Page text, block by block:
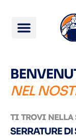
NEL
TI TROVI NELLA
SERRATURE